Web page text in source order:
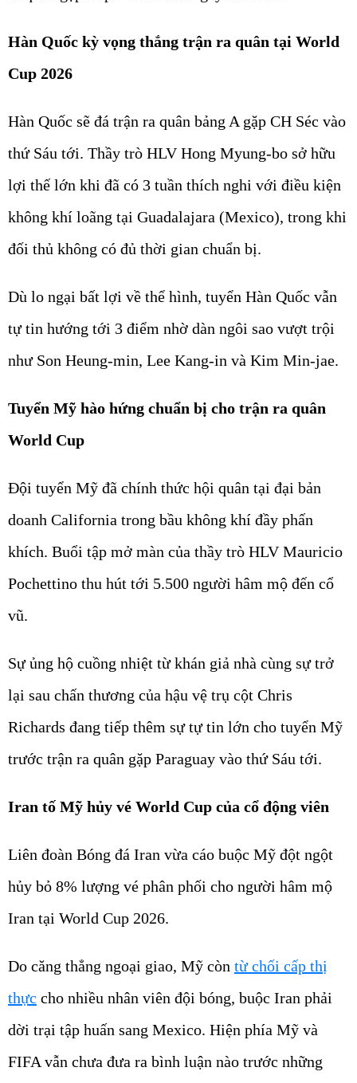
Hàn Quốc kỳ vọng thắng trận ra quân tại World
Cup 2026
Hàn Quốc sẽ đá trận ra quân bảng A gặp CH Séc vào
thứ Sáu tới. Thầy trò HLV Hong Myung-bo sở hữu
lợi thế lớn khi đã có 3 tuần thích nghi với điều kiện
không khí loãng tại Guadalajara (Mexico), trong khi
đối thủ không có đủ thời gian chuẩn bị.
Dù lo ngại bất lợi về thể hình, tuyển Hàn Quốc vẫn
tự tin hướng tới 3 điểm nhờ dàn ngôi sao vượt trội
như Son Heung-min, Lee Kang-in và Kim Min-jae.
Tuyển Mỹ hào hứng chuẩn bị cho trận ra quân
World Cup
Đội tuyển Mỹ đã chính thức hội quân tại đại bản
doanh California trong bầu không khí đầy phấn
khích. Buổi tập mở màn của thầy trò HLV Mauricio
Pochettino thu hút tới 5.500 người hâm mộ đến cổ
vũ.
Sự ủng hộ cuồng nhiệt từ khán giả nhà cùng sự trở
lại sau chấn thương của hậu vệ trụ cột Chris
Richards đang tiếp thêm sự tự tin lớn cho tuyển Mỹ
trước trận ra quân gặp Paraguay vào thứ Sáu tới.
Iran tố Mỹ hủy vé World Cup của cổ động viên
Liên đoàn Bóng đá Iran vừa cáo buộc Mỹ đột ngột
hủy bỏ 8% lượng vé phân phối cho người hâm mộ
Iran tại World Cup 2026.
Do căng thẳng ngoại giao, Mỹ còn từ chối cấp thị
thực cho nhiều nhân viên đội bóng, buộc Iran phải
dời trại tập huấn sang Mexico. Hiện phía Mỹ và
FIFA vẫn chưa đưa ra bình luận nào trước những